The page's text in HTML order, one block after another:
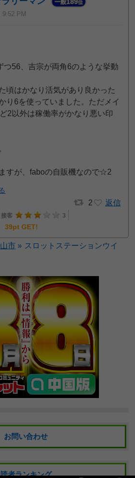
一般 位
9:52 PM
つ56、吉宗が両角6のような挙動
頃はかなり活気があり良かった
り6を使っていました。ただメイ
2以外は稼働率がかなり悪い印
すが、faboの自販機なので☆2
2 返信
接客
3
39pt GET!
市 » スロットステーションウイ
お問い合わせ
読者ランキング